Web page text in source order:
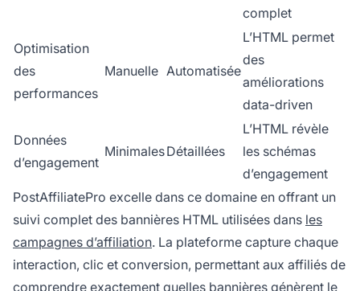
complet
Optimisation
des
performances
Manuelle Automatisée
L’HTML permet
des
améliorations
data-driven
Données
d’engagement
MinimalesDétaillées
L’HTML révèle
les schémas
d’engagement
PostAffiliatePro excelle dans ce domaine en offrant un
suivi complet des bannières HTML utilisées dans les
campagnes d’affiliation. La plateforme capture chaque
interaction, clic et conversion, permettant aux affiliés de
comprendre exactement quelles bannières génèrent le